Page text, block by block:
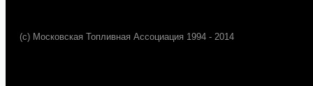
(c) Московская Топливная Ассоциация 1994 - 2014